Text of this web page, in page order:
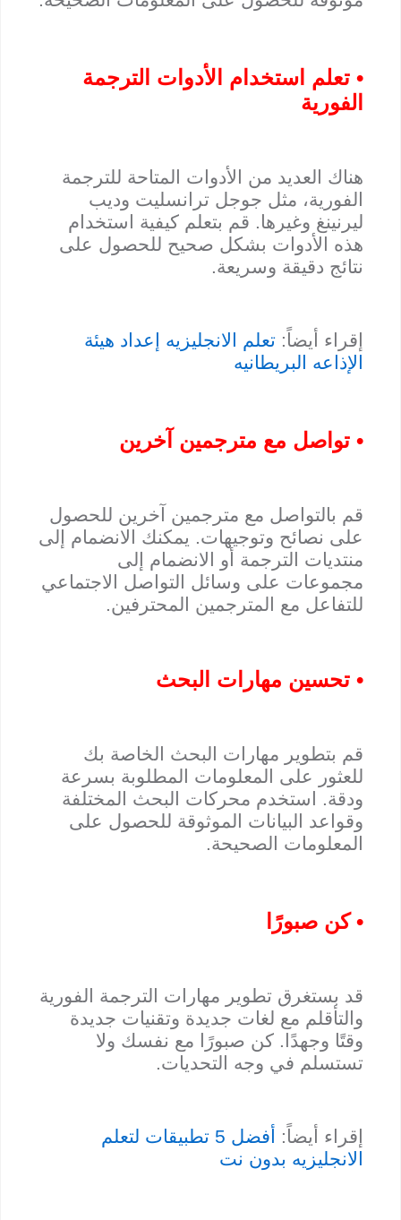
• تعلم استخدام الأدوات الترجمة
الفورية
هناك العديد من الأدوات المتاحة للترجمة
الفورية، مثل جوجل ترانسليت وديب
ليرنينغ وغيرها. قم بتعلم كيفية استخدام
هذه الأدوات بشكل صحيح للحصول على
نتائج دقيقة وسريعة.
إقراء أيضاً: تعلم الانجليزيه إعداد هيئة
الإذاعه البريطانيه
• تواصل مع مترجمين آخرين
قم بالتواصل مع مترجمين آخرين للحصول
على نصائح وتوجيهات. يمكنك الانضمام إلى
منتديات الترجمة أو الانضمام إلى
مجموعات على وسائل التواصل الاجتماعي
للتفاعل مع المترجمين المحترفين.
• تحسين مهارات البحث
قم بتطوير مهارات البحث الخاصة بك
للعثور على المعلومات المطلوبة بسرعة
ودقة. استخدم محركات البحث المختلفة
وقواعد البيانات الموثوقة للحصول على
المعلومات الصحيحة.
• كن صبورًا
قد بستغرق تطوير مهارات الترجمة الفورية
والتأقلم مع لغات جديدة وتقنيات جديدة
وقتًا وجهدًا. كن صبورًا مع نفسك ولا
تستسلم في وجه التحديات.
إقراء أيضاً:
أفضل 5 تطبيقات لتعلم
الانجليزيه بدون نت